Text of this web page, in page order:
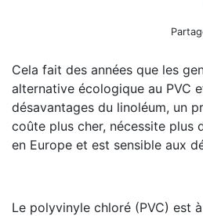
Hypersensibilités
De nouveaux planchers
Cela fait des années que les
alternative écologique au PVC
désavantages du linoléum, un
coûte plus cher, nécessite plus
en Europe et est sensible aux
Le polyvinyle chloré (PVC) est